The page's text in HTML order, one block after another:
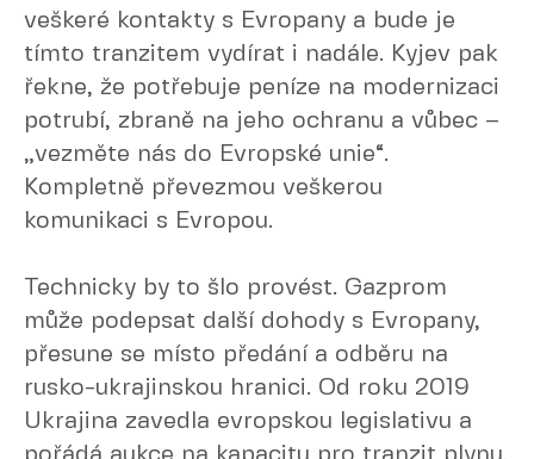
veškeré kontakty s Evropany a bude je
tímto tranzitem vydírat i nadále. Kyjev pak
řekne, že potřebuje peníze na modernizaci
potrubí, zbraně na jeho ochranu a vůbec –
„vezměte nás do Evropské unie“.
Kompletně převezmou veškerou
komunikaci s Evropou.
Technicky by to šlo provést. Gazprom
může podepsat další dohody s Evropany,
přesune se místo předání a odběru na
rusko-ukrajinskou hranici. Od roku 2019
Ukrajina zavedla evropskou legislativu a